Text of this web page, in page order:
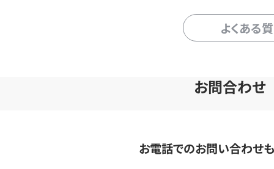
よくある
お問合わせ
お電話でのお問い合わせ